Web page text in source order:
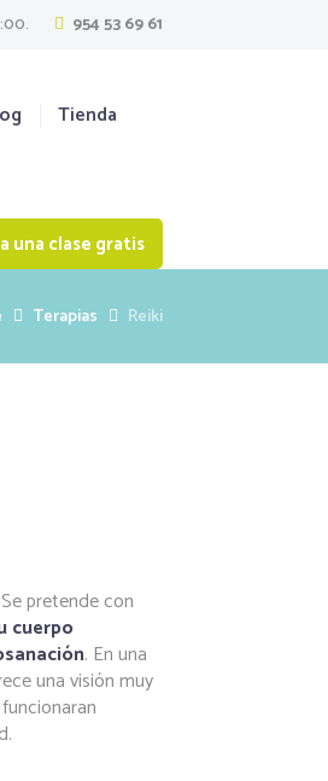
954 53 69 61
Tienda
una clase gratis
Terapias Reiki
pretende con
cuerpo
. En una
una visión muy